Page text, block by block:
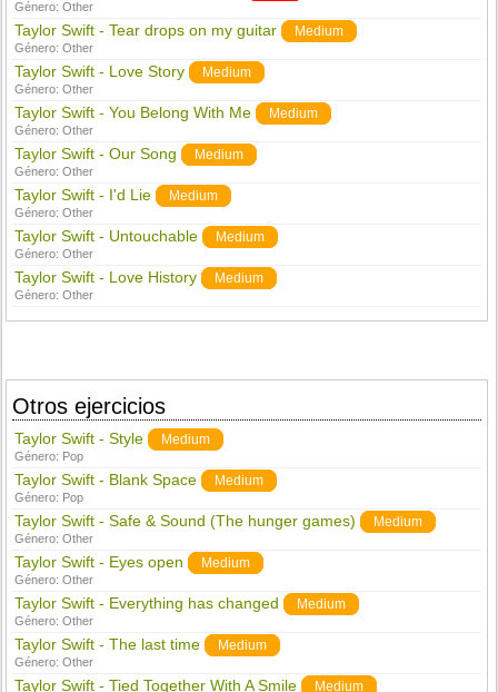
Género:Other
Taylor Swift - Tear drops on my guitar Medium
Género:Other
Taylor Swift - Love Story Medium
Género:Other
Taylor Swift - You Belong With Me Medium
Género:Other
Taylor Swift - Our Song Medium
Género:Other
Taylor Swift - I'd Lie Medium
Género:Other
Taylor Swift - Untouchable Medium
Género:Other
Taylor Swift - Love History Medium
Género:Other
Otros ejercicios
Taylor Swift - Style Medium
Género: Pop
Taylor Swift - Blank Space Medium
Género: Pop
Taylor Swift - Safe & Sound (The hunger games) Medium
Género:Other
Taylor Swift - Eyes open Medium
Género:Other
Taylor Swift - Everything has changed Medium
Género:Other
Taylor Swift - The last time Medium
Género:Other
Taylor Swift - Tied Together With A Smile Medium